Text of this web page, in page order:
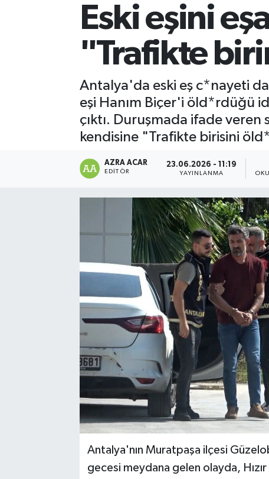
Eski eşini
"Trafikte
Antalya'da eski eş c*nayeti
eşi Hanım Biçer'i öld*rdüğü
çıktı. Duruşmada ifade veren
kendisine "Trafikte birisini
AZRA ACAR
EDITÖR
23.06.2026 - 11:19
YAYINLANMA
Antalya'nın Muratpaşa ilçesi
gecesi meydana gelen olayda,
Kültür-Sanat
Özel haberler